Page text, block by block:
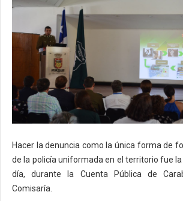
Hacer la denuncia como la única forma de
de la policía uniformada en el territorio fue
día, durante la Cuenta Pública de
Comisaría.